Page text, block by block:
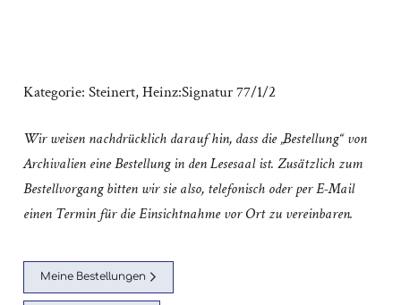
Kategorie: Steinert, Heinz:Signatur 77/1/2
Wir weisen nachdrücklich darauf hin, dass die „Bestellung“ von
Archivalien eine Bestellung in den Lesesaal ist. Zusätzlich zum
Bestellvorgang bitten wir sie also, telefonisch oder per E-Mail
einen Termin für die Einsichtnahme vor Ort zu vereinbaren.
Meine Bestellungen